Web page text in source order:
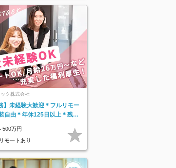
ク株式会社
】未経験大歓迎＊フルリモー
自由＊年休125日以上＊残業
500万円
モートあり